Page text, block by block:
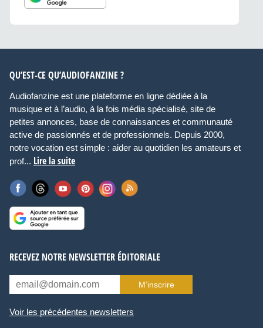
QU’EST-CE QU’AUDIOFANZINE ?
Audiofanzine est une plateforme en ligne dédiée à la
musique et à l’audio, à la fois média spécialisé, site de
petites annonces, base de connaissances et communauté
active de passionnés et de professionnels. Depuis 2000,
notre vocation est simple : aider au quotidien les amateurs et
prof... Lire la suite
RECEVEZ NOTRE NEWSLETTER ÉDITORIALE
M’inscrire
Voir les précédentes newsletters